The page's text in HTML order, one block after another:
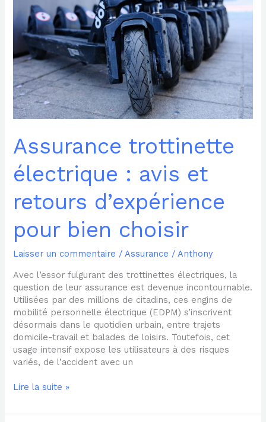
Assurance trottinette
électrique : avis et
retours d’expérience
pour bien choisir
Laisser un commentaire /Assurance /Anthony
Avec l’essor fulgurant des trottinettes électriques, la
question de leur assurance est devenue incontournable.
Utilisées par des millions de citadins, ces engins de
mobilité personnelle électrique (EDPM) s’inscrivent
désormais dans le quotidien urbain, entre trajets
domicile-travail et balades de loisirs. Toutefois, cet
usage intensif expose les utilisateurs à des risques
variés, de l’accident avec un
trottinette
électrique
avis
et
retours
d’expérience
pour
bien
Lire la suite »